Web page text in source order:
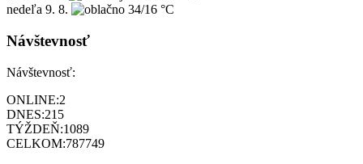
nedeľa 9. 8. 34/16 °C
Návštevnosť
Návštevnosť:
ONLINE:2
DNES:215
TÝŽDEŇ:1089
CELKOM:787749